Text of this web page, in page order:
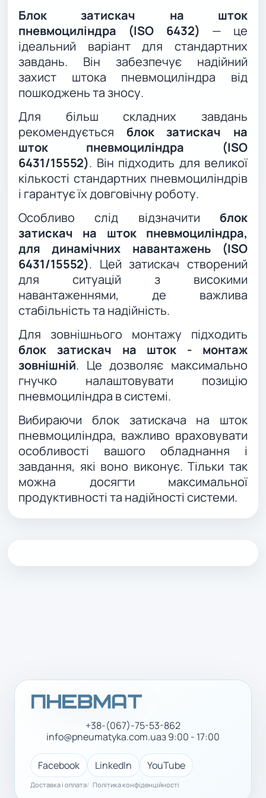
Блок затискач на шток
пневмоциліндра (ISO 6432) — це
ідеальний варіант для стандартних
завдань. Він забезпечує надійний
захист штока пневмоциліндра від
пошкоджень та зносу.
Для більш складних завдань
рекомендується блок затискач на
шток пневмоциліндра (ISO
6431/15552). Він підходить для великої
кількості стандартних пневмоциліндрів
і гарантує їх довговічну роботу.
Особливо слід відзначити блок
затискач на шток пневмоциліндра,
для динамічних навантажень (ISO
6431/15552). Цей затискач створений
для ситуацій з високими
навантаженнями, де важлива
стабільність та надійність.
Для зовнішнього монтажу підходить
блок затискач на шток - монтаж
зовнішній. Це дозволяє максимально
гнучко налаштовувати позицію
пневмоциліндра в системі.
Вибираючи блок затискача на шток
пневмоциліндра, важливо враховувати
особливості вашого обладнання і
завдання, які воно виконує. Тільки так
можна досягти максимальної
продуктивності та надійності системи.
+38-(067)-75-53-862
info@pneumatyka.com.uaз 9:00 - 17:00
Facebook LinkedIn YouTube
Доставка і оплата Політика конфіденційності